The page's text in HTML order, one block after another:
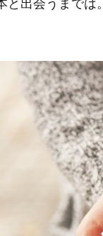
と出会うまでは。